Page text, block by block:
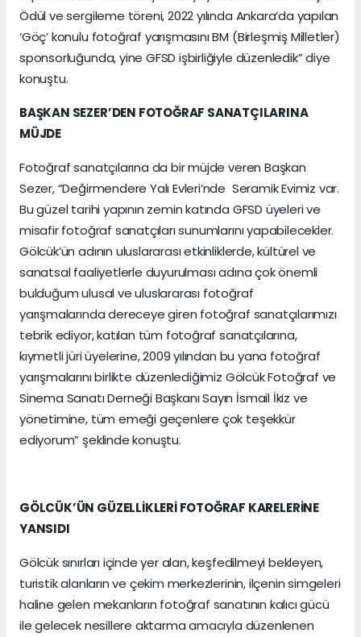
Ödül ve sergileme töreni, 2022 yılında Ankara’da yapılan
‘Göç’ konulu fotoğraf yarışmasını BM (Birleşmiş Milletler)
sponsorluğunda, yine GFSD işbirliğiyle düzenledik” diye
konuştu.
BAŞKAN SEZER’DEN FOTOĞRAF SANATÇILARINA
MÜJDE
Fotoğraf sanatçılarına da bir müjde veren Başkan
Sezer, “Değirmendere Yalı Evleri’nde Seramik Evimiz var.
Bu güzel tarihi yapının zemin katında GFSD üyeleri ve
misafir fotoğraf sanatçıları sunumlarını yapabilecekler.
Gölcük’ün adının uluslararası etkinliklerde, kültürel ve
sanatsal faaliyetlerle duyurulması adına çok önemli
bulduğum ulusal ve uluslararası fotoğraf
yarışmalarında dereceye giren fotoğraf sanatçılarımızı
tebrik ediyor, katılan tüm fotoğraf sanatçılarına,
kıymetli jüri üyelerine, 2009 yılından bu yana fotoğraf
yarışmalarını birlikte düzenlediğimiz Gölcük Fotoğraf ve
Sinema Sanatı Derneği Başkanı Sayın İsmail İkiz ve
yönetimine, tüm emeği geçenlere çok teşekkür
ediyorum” şeklinde konuştu.
GÖLCÜK’ÜN GÜZELLİKLERİ FOTOĞRAF KARELERİNE
YANSIDI
Gölcük sınırları içinde yer alan, keşfedilmeyi bekleyen,
turistik alanların ve çekim merkezlerinin, ilçenin simgeleri
haline gelen mekanların fotoğraf sanatının kalıcı gücü
ile gelecek nesillere aktarma amacıyla düzenlenen